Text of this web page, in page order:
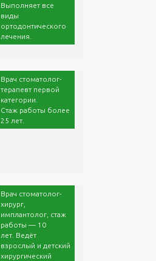
Выполняет все
виды
ортодонтического
лечения.
Врач стоматолог-
терапевт первой
категории.
Cтаж работы более
25 лет.
Врач стоматолог-
хирург,
имплантолог, стаж
работы — 10
лет. Ведёт
взрослый и детский
хирургический